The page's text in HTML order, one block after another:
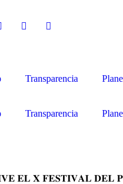
Transparencia
Transparencia
𝐄𝐋 𝐗 𝐅𝐄𝐒𝐓𝐈𝐕𝐀𝐋 𝐃𝐄𝐋